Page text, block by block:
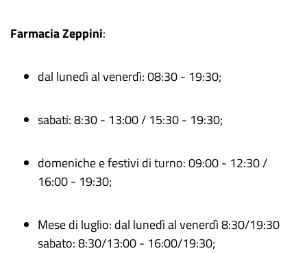
Farmacia Zeppini:
dal lunedì al venerdì: 08:30 - 19:30;
sabati: 8:30 - 13:00 / 15:30 - 19:30;
domeniche e festivi di turno: 09:00 - 12:30 /
16:00 - 19:30;
Mese di luglio: dal lunedì al venerdì 8:30/19:30
sabato: 8:30/13:00 - 16:00/19:30;